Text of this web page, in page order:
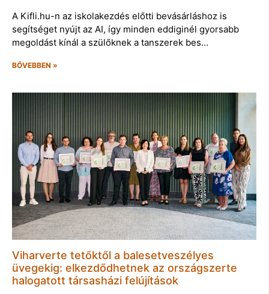
A Kifli.hu-n az iskolakezdés előtti bevásárláshoz is
segítséget nyújt az AI, így minden eddiginél gyorsabb
megoldást kínál a szülőknek a tanszerek bes…
BŐVEBBEN »
Viharverte tetőktől a balesetveszélyes
üvegekig: elkezdődhetnek az országszerte
halogatott társasházi felújítások